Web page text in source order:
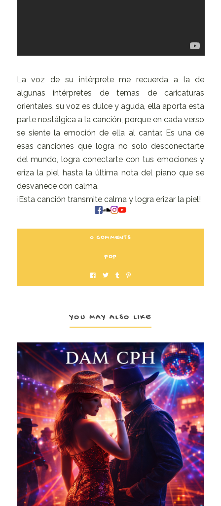
La voz de su intérprete me recuerda a la de
algunas intérpretes de temas de caricaturas
orientales, su voz es dulce y aguda, ella aporta esta
parte nostálgica a la canción, porque en cada verso
se siente la emoción de ella al cantar. Es una de
esas canciones que logra no solo desconectarte
del mundo, logra conectarte con tus emociones y
eriza la piel hasta la última nota del piano que se
desvanece con calma.
¡Esta canción transmite calma y logra erizar la piel!
0 COMMENTS
POP
YOU MAY ALSO LIKE